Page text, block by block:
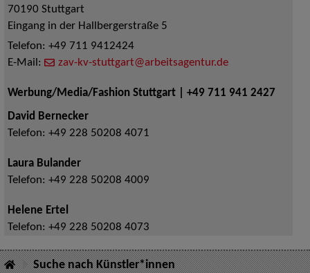
70190 Stuttgart
Eingang in der Hallbergerstraße 5
Telefon: +49 711 9412424
E-Mail:
zav-kv-stuttgart@arbeitsagentur.de
Werbung/Media/Fashion Stuttgart | +49 711 941 2427
David Bernecker
Telefon: +49 228 50208 4071
Laura Bulander
Telefon: +49 228 50208 4009
Helene Ertel
Telefon: +49 228 50208 4073
Suche nach Künstler*innen